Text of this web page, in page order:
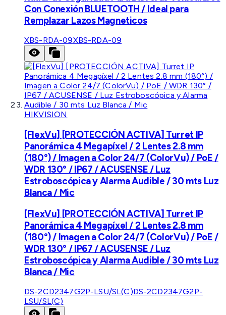
Con Conexión BLUETOOTH / Ideal para
Remplazar Lazos Magneticos
XBS-RDA-09XBS-RDA-09
HIKVISION
[FlexVu] [PROTECCIÓN ACTIVA] Turret IP
Panorámica 4 Megapíxel / 2 Lentes 2.8 mm
(180°) / Imagen a Color 24/7 (ColorVu) / PoE /
WDR 130° / IP67 / ACUSENSE / Luz
Estroboscópica y Alarma Audible / 30 mts Luz
Blanca / Mic
[FlexVu] [PROTECCIÓN ACTIVA] Turret IP
Panorámica 4 Megapíxel / 2 Lentes 2.8 mm
(180°) / Imagen a Color 24/7 (ColorVu) / PoE /
WDR 130° / IP67 / ACUSENSE / Luz
Estroboscópica y Alarma Audible / 30 mts Luz
Blanca / Mic
DS-2CD2347G2P-LSU/SL(C)DS-2CD2347G2P-
LSU/SL(C)